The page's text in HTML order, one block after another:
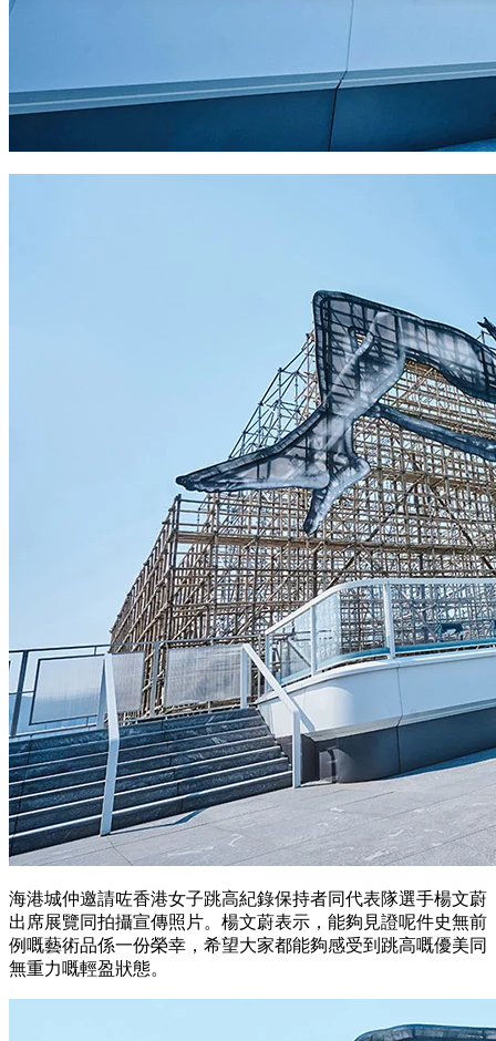
海港城仲邀請咗香港女子跳高紀錄保持者同代表隊選手楊文蔚
出席展覽同拍攝宣傳照片。楊文蔚表示，能夠見證呢件史無前
例嘅藝術品係一份榮幸，希望大家都能夠感受到跳高嘅優美同
無重力嘅輕盈狀態。